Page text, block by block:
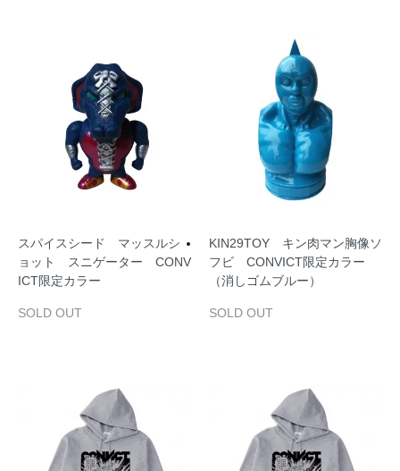
スパイスシード マッスルシ
ョット スニゲーター CONV
ICT限定カラー
SOLD OUT
KIN29TOY キン肉マン胸像ソ
フビ CONVICT限定カラー
（消しゴムブルー）
SOLD OUT